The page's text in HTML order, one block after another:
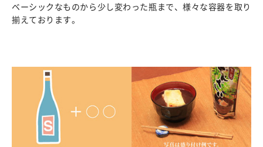
ベーシックなものから少し変わった瓶まで、様々な容器を取り
揃えております。